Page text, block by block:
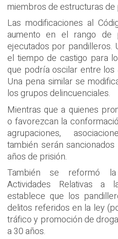
miembros de estructuras de
Las modificaciones al
aumento en el rango de
ejecutados por pandilleros.
el tiempo de castigo para
que podría oscilar entre
Una pena similar se
los grupos delincuenciales.
Mientras que a quienes
o favorezcan la
agrupaciones,
también serán
años de prisión.
También se reformó
Actividades Relativas a
establece que los
delitos referidos en la ley
tráfico y promoción de
a 30 años.